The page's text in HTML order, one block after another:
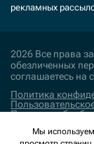
рекламных
2026 Все права
обезличенных
соглашаетесь на
Политика
Политика
Мы